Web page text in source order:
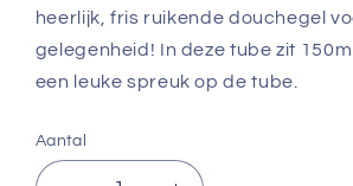
heerlijk, fris ruikende douchegel
gelegenheid! In deze tube zit
een leuke spreuk op de tube.
Aantal